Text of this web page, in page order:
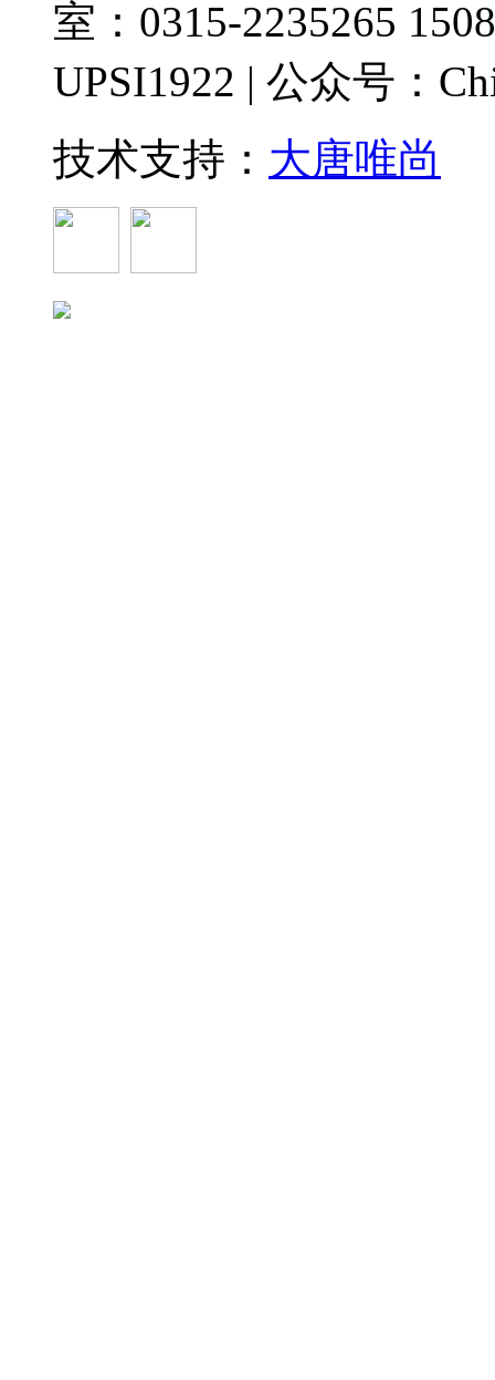
室：0315-2235265
UPSI1922 | 公众号：
技术支持： 大唐唯尚